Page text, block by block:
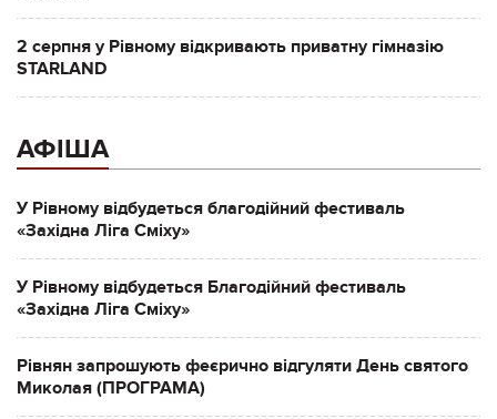
2 серпня у Рівному відкривають приватну гімназію
STARLAND
АФІША
У Рівному відбудеться благодійний фестиваль
«Західна Ліга Сміху»
У Рівному відбудеться Благодійний фестиваль
«Західна Ліга Сміху»
Рівнян запрошують феєрично відгуляти День святого
Миколая (ПРОГРАМА)